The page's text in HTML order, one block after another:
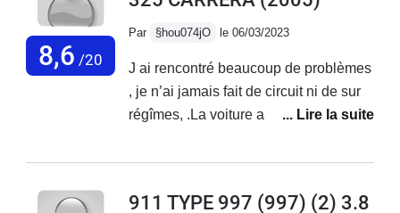
8,6 /20
Par §hou074jO le 06/03/2023
J ai rencontré beaucoup de problèmes
, je n’ai jamais fait de circuit ni de sur
régîmes, .La voiture a toujours été
participé à une prise en charges des
remorquée deux fois ,( je conduit
911 TYPE 997 (997) (2) 3.8